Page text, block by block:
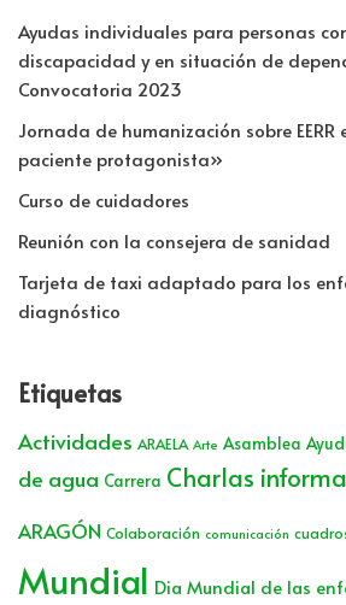
Ayudas individuales para personas
discapacidad y en situación de
Convocatoria 2023
Jornada de humanización sobre EERR
paciente protagonista»
Curso de cuidadores
Reunión con la consejera de sanidad
Tarjeta de taxi adaptado para los
diagnóstico
Etiquetas
Actividades ARAELA Arte Asamblea
de agua Carrera Charlas
ARAGÓN Colaboración comunicación
Mundial Dia Mundial de las